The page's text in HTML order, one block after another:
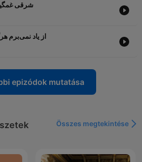
شرقی
از یاد نمی‌برم
epizódok mutatása
Összes megtekintése